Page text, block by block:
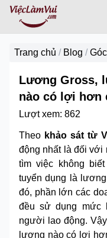
Trang chủ / Blog /
Lương Gross,
nào có lợi hơn
Lượt xem: 862
Theo khảo sát từ
động nhất là đối
tìm việc không
tuyển dụng là
đó, phần lớn các
đều sử dụng mức
người lao động.
lương nào có lợi